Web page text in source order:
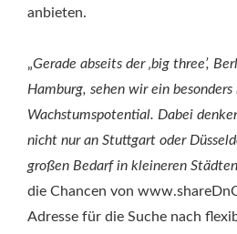
anbieten.
„Gerade abseits der ‚big three’,
Hamburg, sehen wir ein
Wachstumspotential. Dabei
nicht nur an Stuttgart oder
großen Bedarf in kleineren Städten
die Chancen von
Adresse für die Suche nach